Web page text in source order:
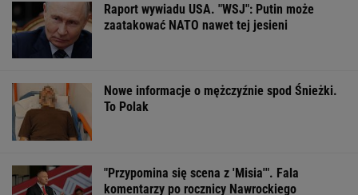
Raport wywiadu USA. "WSJ": Putin może
zaatakować NATO nawet tej jesieni
Nowe informacje o mężczyźnie spod Śnieżki.
To Polak
"Przypomina się scena z 'Misia'". Fala
komentarzy po rocznicy Nawrockiego